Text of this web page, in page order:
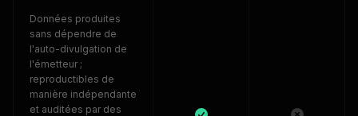
Données produites
sans dépendre de
l'auto-divulgation de
l'émetteur ;
reproductibles de
manière indépendante
et auditées par des